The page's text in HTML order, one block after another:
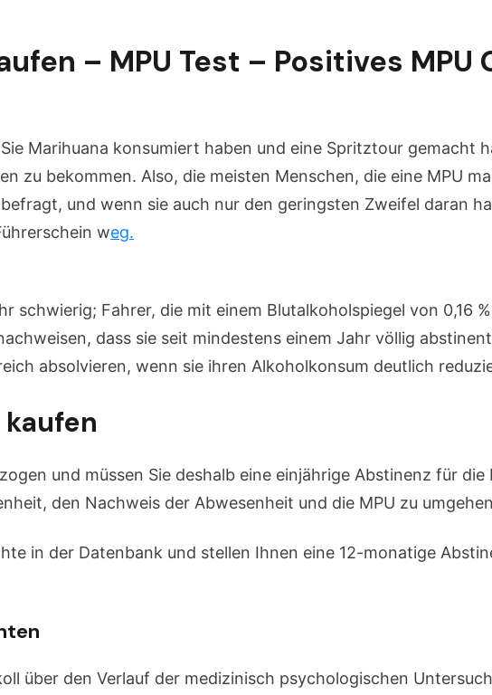
– MPU Test – Positives MPU
Marihuana konsumiert haben und eine Spritztour gemacht
zu bekommen. Also, die meisten Menschen, die eine MPU
und wenn sie auch nur den geringsten Zweifel daran
weg.
schwierig; Fahrer, die mit einem Blutalkoholspiegel von 0,16
dass sie seit mindestens einem Jahr völlig
absolvieren, wenn sie ihren Alkoholkonsum deutlich
und müssen Sie deshalb eine einjährige Abstinenz für die
den Nachweis der Abwesenheit und die MPU zu
in der Datenbank und stellen Ihnen eine 12-monatige
über den Verlauf der medizinisch psychologischen